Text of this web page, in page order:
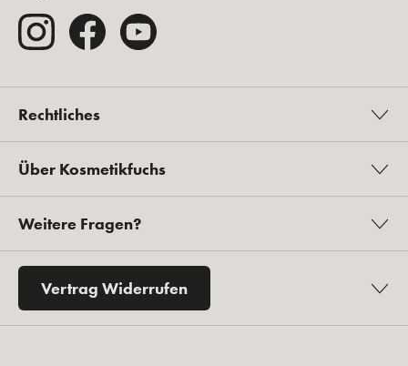
Rechtliches
Über Kosmetikfuchs
Weitere Fragen?
Vertrag Widerrufen